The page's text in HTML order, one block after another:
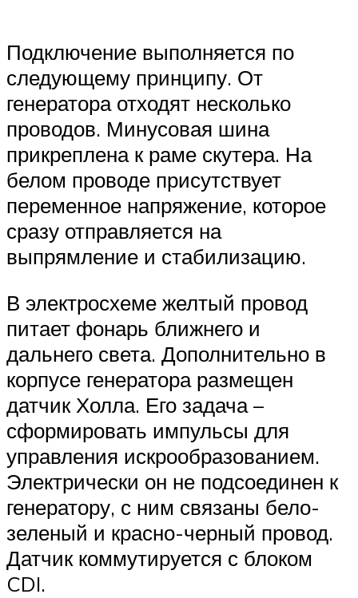
Подключение выполняется по
следующему принципу. От
генератора отходят несколько
проводов. Минусовая шина
прикреплена к раме скутера. На
белом проводе присутствует
переменное напряжение, которое
сразу отправляется на
выпрямление и стабилизацию.
В электросхеме желтый провод
питает фонарь ближнего и
дальнего света. Дополнительно в
корпусе генератора размещен
датчик Холла. Его задача –
сформировать импульсы для
управления искрообразованием.
Электрически он не подсоединен к
генератору, с ним связаны бело-
зеленый и красно-черный провод.
Датчик коммутируется с блоком
CDI.